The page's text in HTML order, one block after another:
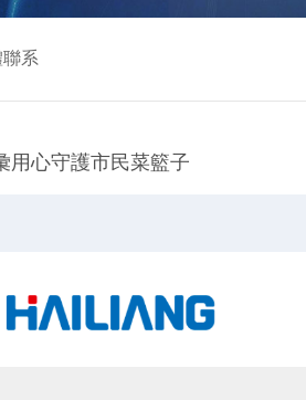
系
用心守護市民菜籃子